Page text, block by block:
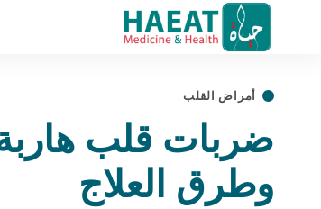
أمراض القلب
وطرق العلاج